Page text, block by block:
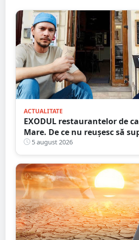
ACTUALITATE
EXODUL restaurantelor de
Mare. De ce nu reușesc să
localurile cu adevărat
5 august 2026